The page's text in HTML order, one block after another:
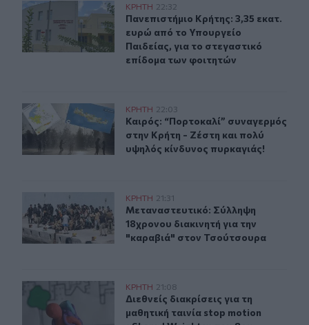
Πανεπιστήμιο Κρήτης: 3,35 εκατ. ευρώ από το
ΚΡΗΤΗ 22:32
Πανεπιστήμιο Κρήτης: 3,35 εκατ.
Πανεπιστήμιο Κρήτης: 3,35 εκατ.
ευρώ από το Υπουργείο
Παιδείας, για το στεγαστικό
επίδομα των φοιτητών
Καιρός: “Πορτοκαλί” συναγερμός στην Κρήτη - Ζέστη
ΚΡΗΤΗ 22:03
Καιρός: “Πορτοκαλί” συναγερμός
Καιρός: “Πορτοκαλί” συναγερμός
στην Κρήτη - Ζέστη και πολύ
υψηλός κίνδυνος πυρκαγιάς!
Μεταναστευτικό: Σύλληψη 18χρονου διακινητή για
ΚΡΗΤΗ 21:31
Μεταναστευτικό: Σύλληψη
Μεταναστευτικό: Σύλληψη
18χρονου διακινητή για την
"καραβιά" στον Τσούτσουρα
Διεθνείς διακρίσεις για τη μαθητική ταινία stop
ΚΡΗΤΗ 21:08
Διεθνείς διακρίσεις για τη
Διεθνείς διακρίσεις για τη
μαθητική ταινία stop motion